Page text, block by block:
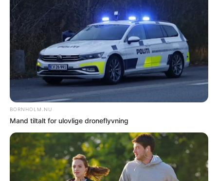
biting – men måske noget man skal have
med i ”baghovedet” i disse Coronatider,
hvor skolerne er lukkede.
Jeg fatter ikke, at man bruger tid og penge
på dette unødvendige og helt utilstedelige
svineri.
Vi ved det er glat, vi kører (som altid)
forsigtigt, og de få der cykler om vinteren,
trækker uden problemer cyklen ud til